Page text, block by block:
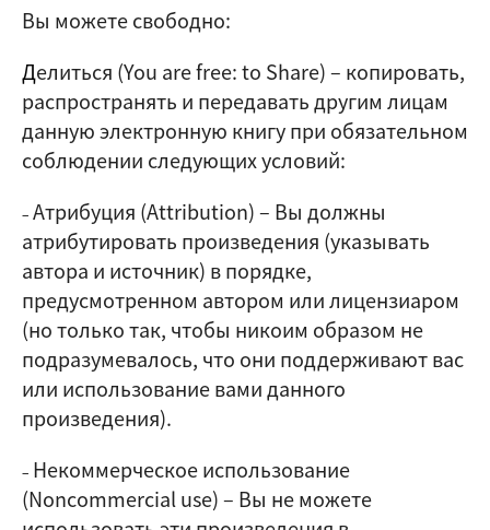
Вы можете свободно:
Делиться (You are free: to Share) – копировать,
распространять и передавать другим лицам
данную электронную книгу при обязательном
соблюдении следующих условий:
– Атрибуция (Attribution)– Вы должны
атрибутировать произведения (указывать
автора и источник) в порядке,
предусмотренном автором или лицензиаром
(но только так, чтобы никоим образом не
подразумевалось, что они поддерживают вас
или использование вами данного
произведения).
– Некоммерческое использование
(Noncommercial use)– Вы не можете